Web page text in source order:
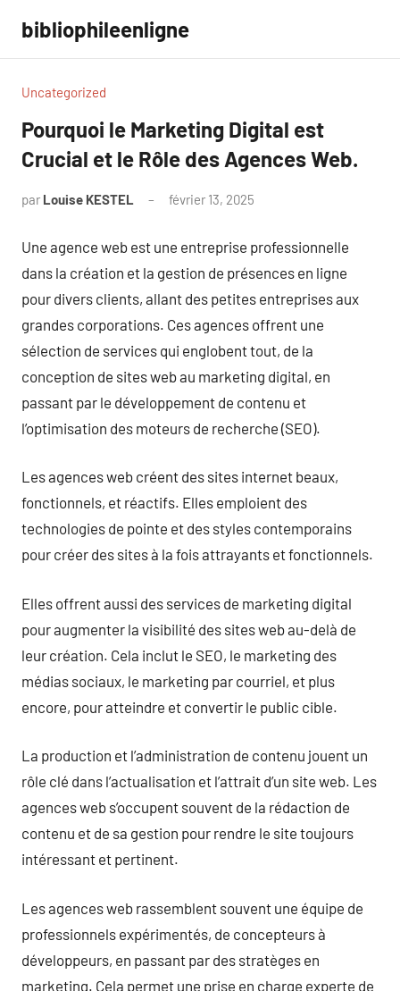
contenu
bibliophileenligne
Uncategorized
Pourquoi le Marketing Digital est
Crucial et le Rôle des Agences Web.
par Louise KESTEL février 13, 2025
Une agence web est une entreprise professionnelle
dans la création et la gestion de présences en ligne
pour divers clients, allant des petites entreprises aux
grandes corporations. Ces agences offrent une
sélection de services qui englobent tout, de la
conception de sites web au marketing digital, en
passant par le développement de contenu et
l’optimisation des moteurs de recherche (SEO).
Les agences web créent des sites internet beaux,
fonctionnels, et réactifs. Elles emploient des
technologies de pointe et des styles contemporains
pour créer des sites à la fois attrayants et fonctionnels.
Elles offrent aussi des services de marketing digital
pour augmenter la visibilité des sites web au-delà de
leur création. Cela inclut le SEO, le marketing des
médias sociaux, le marketing par courriel, et plus
encore, pour atteindre et convertir le public cible.
La production et l’administration de contenu jouent un
rôle clé dans l’actualisation et l’attrait d’un site web. Les
agences web s’occupent souvent de la rédaction de
contenu et de sa gestion pour rendre le site toujours
intéressant et pertinent.
Les agences web rassemblent souvent une équipe de
professionnels expérimentés, de concepteurs à
développeurs, en passant par des stratèges en
marketing. Cela permet une prise en charge experte de